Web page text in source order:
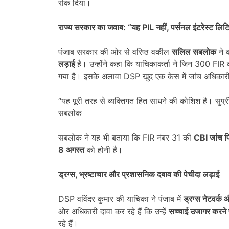
रोक दिया।
राज्य सरकार का जवाब: “यह PILनहीं,पर्सनल इंटरेस्ट
पंजाब सरकार की ओर से वरिष्ठ वकीलसलिल सबलोकने
लड़ाईहै। उन्होंने कहा कि याचिकाकर्ता ने जिन 300 FIR
गया है। इसके अलावा DSP खुद एक केस में जांच
“यह पूरी तरह से व्यक्तिगत हित साधने की कोशिश है।
सबलोक
सबलोक ने यह भी बताया कि FIR नंबर 31 की CBIजांच
8 अगस्तको होनी है।
ड्रग्स, भ्रष्टाचार और प्रशासनिक दबाव की पेचीदा लड़ाई
DSP वविंदर कुमार की याचिका ने पंजाब मेंड्रग्स नेटवर्क
ओर अधिकारी दावा कर रहे हैं कि उन्हेंसच्चाई उजागर करने
रहे हैं।